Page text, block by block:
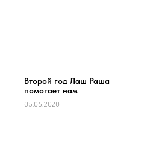
Второй год Лаш Раша
помогает нам
05.05.2020